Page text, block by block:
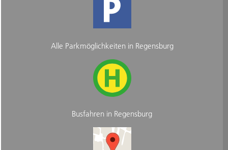
Alle Parkmöglichkeiten in Regensburg
Busfahren in Regensburg